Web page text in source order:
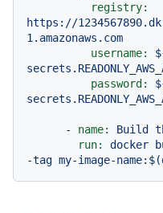
registry:
https://
1.amazonaws.com
username:
password:
- name: Build
run:
docker
-tag my-image-